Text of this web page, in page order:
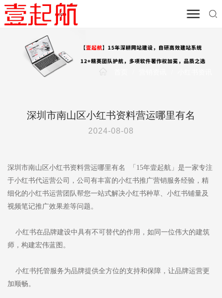
深圳市南山区小红书资料营运哪里有名
2024-08-08
深圳市南山区小红书资料营运哪里有名 「15年壹起航」是一家专注
于小红书代运营公司，公司有丰富的小红书推广营销服务经验，精
细化的小红书运营团队帮您一站式解决小红书种草、小红书铺量及
视频笔记推广效果差等问题。
小红书在品牌建设中具有不可替代的作用，如同一位伟大的建筑
师，构建宏伟蓝图。
小红书托管服务为品牌提供全方位的支持和保障，让品牌运营更
加顺畅。